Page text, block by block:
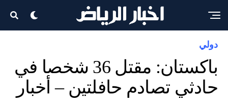
دولي
باكستان: مقتل 36 شخصا في
حادثي تصادم حافلتين – أخبار